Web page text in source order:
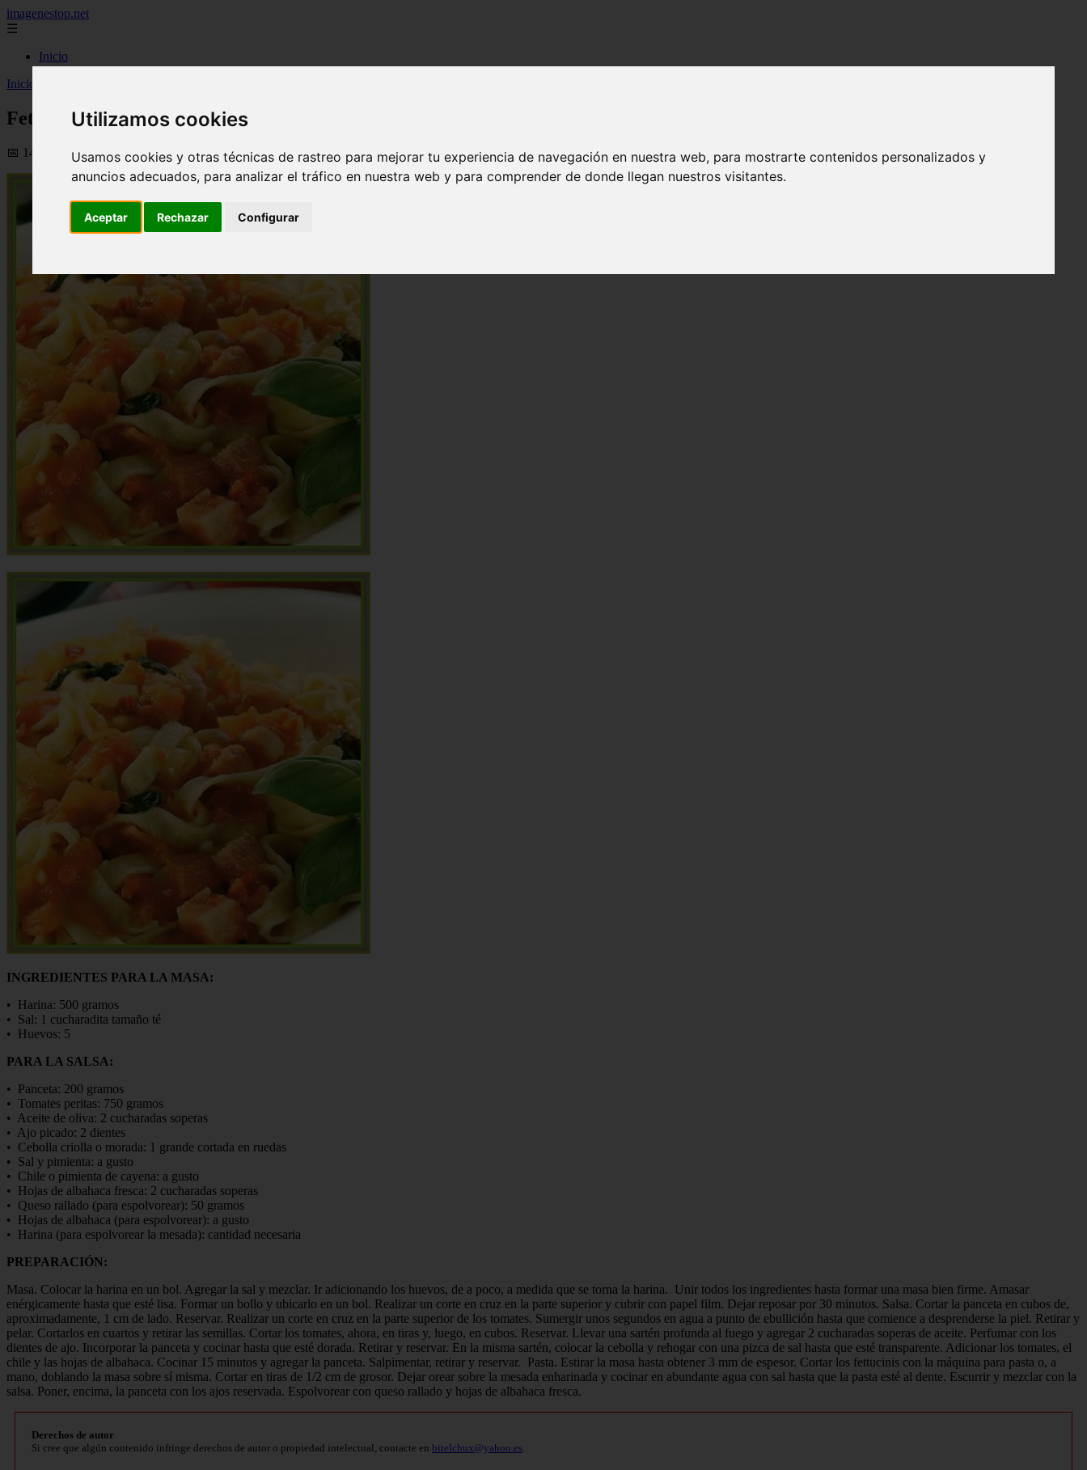
Utilizamos cookies
Usamos cookies y otras técnicas de rastreo para mejorar tu experiencia de navegación en nuestra web, para mostrarte contenidos personalizados y
anuncios adecuados, para analizar el tráfico en nuestra web y para comprender de donde llegan nuestros visitantes.
Aceptar Rechazar Configurar
imagenestop.net
☰
Inicio
Inicio
Fettucini con salsa de panceta y tomates al olio
📅 14/05/2024
INGREDIENTES PARA LA MASA:
• Harina: 500 gramos
• Sal: 1 cucharadita tamaño té
• Huevos: 5
PARA LA SALSA:
• Panceta: 200 gramos
• Tomates peritas: 750 gramos
• Aceite de oliva: 2 cucharadas soperas
• Ajo picado: 2 dientes
• Cebolla criolla o morada: 1 grande cortada en ruedas
• Sal y pimienta: a gusto
• Chile o pimienta de cayena: a gusto
• Hojas de albahaca fresca: 2 cucharadas soperas
• Queso rallado (para espolvorear): 50 gramos
• Hojas de albahaca (para espolvorear): a gusto
• Harina (para espolvorear la mesada): cantidad necesaria
PREPARACIÓN:
Masa. Colocar la harina en un bol. Agregar la sal y mezclar. Ir adicionando los huevos, de a poco, a medida que se torna la harina. Unir todos los ingredientes hasta formar una masa bien firme. Amasar
enérgicamente hasta que esté lisa. Formar un bollo y ubicarlo en un bol. Realizar un corte en cruz en la parte superior y cubrir con papel film. Dejar reposar por 30 minutos. Salsa. Cortar la panceta en cubos de,
aproximadamente, 1 cm de lado. Reservar. Realizar un corte en cruz en la parte superior de los tomates. Sumergir unos segundos en agua a punto de ebullición hasta que comience a desprenderse la piel. Retirar y
pelar. Cortarlos en cuartos y retirar las semillas. Cortar los tomates, ahora, en tiras y, luego, en cubos. Reservar. Llevar una sartén profunda al fuego y agregar 2 cucharadas soperas de aceite. Perfumar con los
dientes de ajo. Incorporar la panceta y cocinar hasta que esté dorada. Retirar y reservar. En la misma sartén, colocar la cebolla y rehogar con una pizca de sal hasta que esté transparente. Adicionar los tomates, el
chile y las hojas de albahaca. Cocinar 15 minutos y agregar la panceta. Salpimentar, retirar y reservar. Pasta. Estirar la masa hasta obtener 3 mm de espesor. Cortar los fettucinis con la máquina para pasta o, a
mano, doblando la masa sobre sí misma. Cortar en tiras de 1/2 cm de grosor. Dejar orear sobre la mesada enharinada y cocinar en abundante agua con sal hasta que la pasta esté al dente. Escurrir y mezclar con la
salsa. Poner, encima, la panceta con los ajos reservada. Espolvorear con queso rallado y hojas de albahaca fresca.
Derechos de autor
Si cree que algún contenido infringe derechos de autor o propiedad intelectual, contacte en bitelchux@yahoo.es